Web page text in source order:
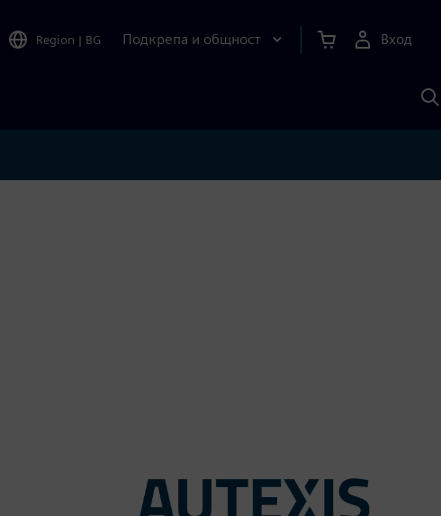
Region | BG Подкрепа и общност Вход
с